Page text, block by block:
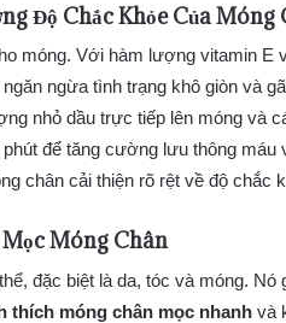
Độ Chắc Khỏe Của Móng
móng. Với hàm lượng vitamin E
ngừa tình trạng khô giòn và
nhỏ dầu trực tiếp lên móng và
để tăng cường lưu thông máu
chân cải thiện rõ rệt về độ chắc
Móng Chân
đặc biệt là da, tóc và móng. Nó
thích móng chân mọc nhanh và